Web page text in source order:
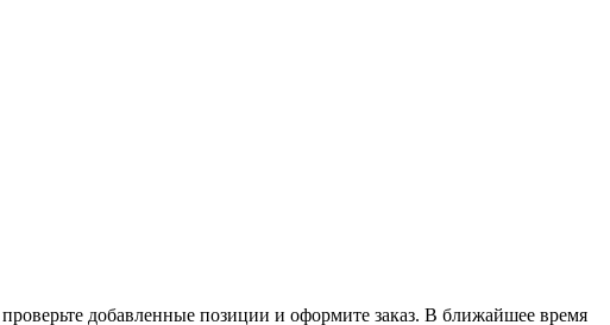
добавленные позиции и оформите заказ. В ближайшее время